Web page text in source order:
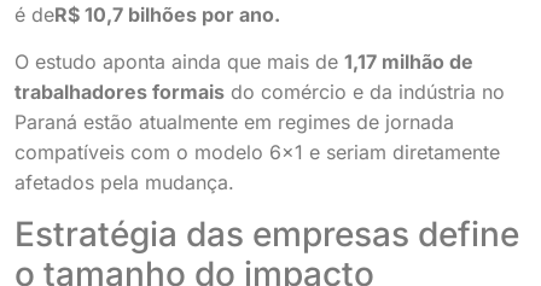
é deR$ 10,7 bilhões por ano.
O estudo aponta ainda que mais de 1,17 milhão de
trabalhadores formais do comércio e da indústria no
Paraná estão atualmente em regimes de jornada
compatíveis com o modelo 6×1 e seriam diretamente
afetados pela mudança.
Estratégia das empresas define
o tamanho do impacto